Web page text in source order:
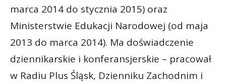
marca 2014 do stycznia 2015) oraz
Ministerstwie Edukacji Narodowej (od maja
2013 do marca 2014). Ma doświadczenie
dziennikarskie i konferansjerskie – pracował
w Radiu Plus Śląsk, Dzienniku Zachodnim i